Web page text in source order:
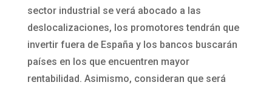
sector industrial se verá abocado a las
deslocalizaciones, los promotores tendrán que
invertir fuera de España y los bancos buscarán
países en los que encuentren mayor
rentabilidad. Asimismo, consideran que será